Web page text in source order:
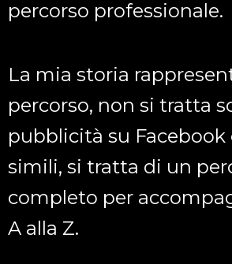
percorso professionale.
La mia storia
percorso, non si tratta
pubblicità su Facebook
simili, si tratta di un
completo per
A alla Z.